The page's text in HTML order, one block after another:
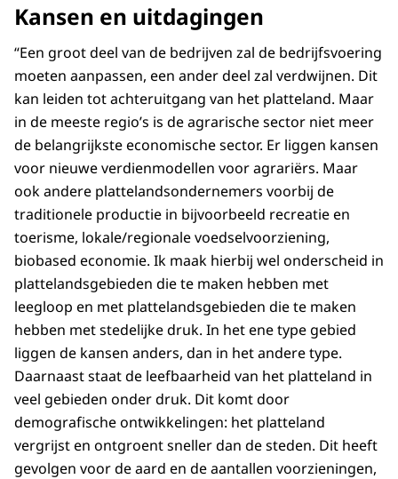
Kansen en uitdagingen
“Een groot deel van de bedrijven zal de bedrijfsvoering
moeten aanpassen, een ander deel zal verdwijnen. Dit
kan leiden tot achteruitgang van het platteland. Maar
in de meeste regio’s is de agrarische sector niet meer
de belangrijkste economische sector. Er liggen kansen
voor nieuwe verdienmodellen voor agrariërs. Maar
ook andere plattelandsondernemers voorbij de
traditionele productie in bijvoorbeeld recreatie en
toerisme, lokale/regionale voedselvoorziening,
biobased economie. Ik maak hierbij wel onderscheid in
plattelandsgebieden die te maken hebben met
leegloop en met plattelandsgebieden die te maken
hebben met stedelijke druk. In het ene type gebied
liggen de kansen anders, dan in het andere type.
Daarnaast staat de leefbaarheid van het platteland in
veel gebieden onder druk. Dit komt door
demografische ontwikkelingen: het platteland
vergrijst en ontgroent sneller dan de steden. Dit heeft
gevolgen voor de aard en de aantallen voorzieningen,